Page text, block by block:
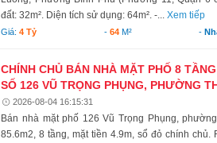
đất: 32m². Diện tích sử dụng: 64m². -...Xem tiếp
Giá:4 Tỷ - 64M² -
CHÍNH CHỦ BÁN NHÀ MẶT PHỐ 8
SỐ 126 VŨ TRỌNG PHỤNG, PHƯỜNG
2026-08-04 16:15:31
Bán nhà mặt phố 126 Vũ Trọng Phụng,
85.6m2, 8 tầng, mặt tiền 4.9m, sổ đỏ chính